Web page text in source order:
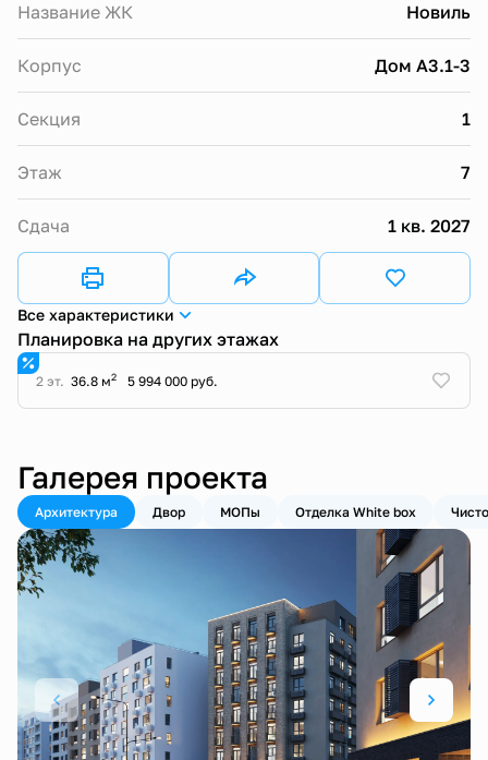
Название ЖК Новиль
Корпус Дом А3.1-3
Секция 1
Этаж 7
Сдача 1 кв. 2027
Все характеристики
Планировка на других этажах
2 эт. 36.8 м2 5 994 000 руб.
Галерея проекта
Архитектура Двор МОПы Отделка White box